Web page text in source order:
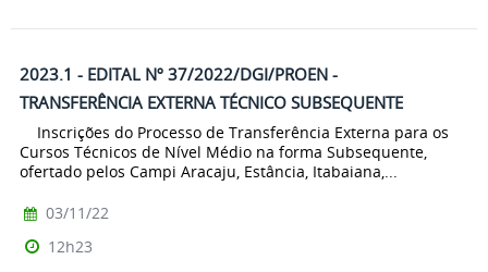
2023.1 - EDITAL Nº 37/2022/DGI/PROEN -
TRANSFERÊNCIA EXTERNA TÉCNICO SUBSEQUENTE
Inscrições do Processo de Transferência Externa para os
Cursos Técnicos de Nível Médio na forma Subsequente,
ofertado pelos Campi Aracaju, Estância, Itabaiana,...
03/11/22
12h23